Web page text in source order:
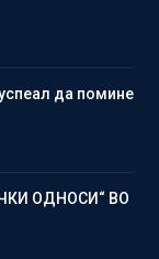
да помине
ОДНОСИ“ ВО